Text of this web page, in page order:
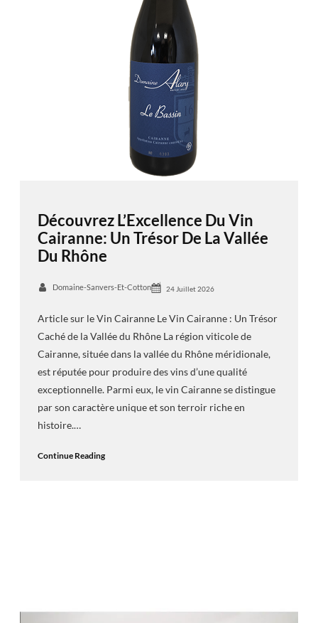
Découvrez L’Excellence Du Vin
Cairanne: Un Trésor De La Vallée
Du Rhône
Domaine-Sanvers-Et-Cotton 24 Juillet 2026
Article sur le Vin Cairanne Le Vin Cairanne : Un Trésor
Caché de la Vallée du Rhône La région viticole de
Cairanne, située dans la vallée du Rhône méridionale,
est réputée pour produire des vins d’une qualité
exceptionnelle. Parmi eux, le vin Cairanne se distingue
par son caractère unique et son terroir riche en
histoire.…
Continue Reading